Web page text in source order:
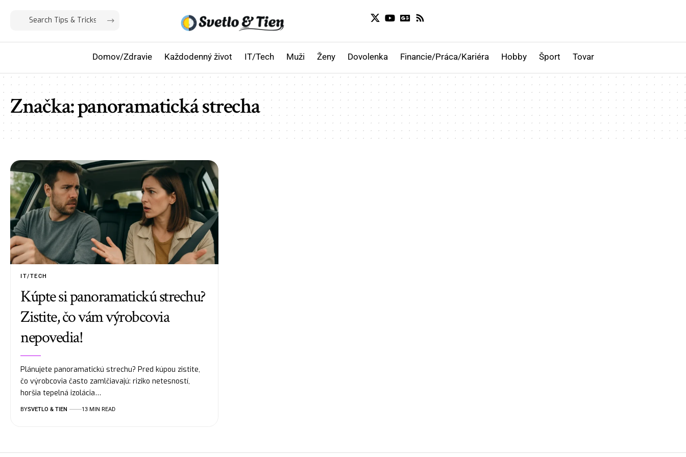
Domov/Zdravie Každodenný život IT/Tech Muži Ženy Dovolenka Financie/Práca/Kariéra Hobby Šport Tovar
Značka:panoramatická strecha
IT/TECH
Kúpte si panoramatickú strechu?
Zistite, čo vám výrobcovia
nepovedia!
Plánujete panoramatickú strechu? Pred kúpou zistite,
čo výrobcovia často zamlčiavajú: riziko netesností,
horšia tepelná izolácia…
BYSVETLO & TIEN 13 MIN READ